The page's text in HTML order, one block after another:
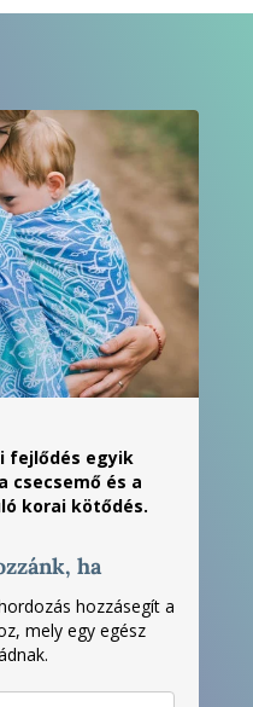
fejlődés egyik
csecsemő és a
korai kötődés.
ha
hozzásegít a
mely egy egész